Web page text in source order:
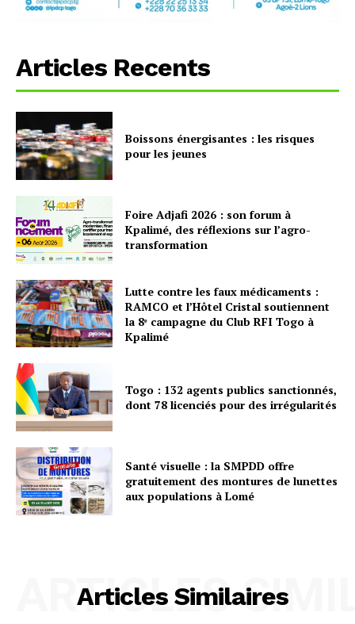
Articles Recents
Boissons énergisantes : les risques
pour les jeunes
Foire Adjafi 2026 : son forum à
Kpalimé, des réflexions sur l’agro-
transformation
Lutte contre les faux médicaments :
RAMCO et l’Hôtel Cristal soutiennent
la 8ᵉ campagne du Club RFI Togo à
Kpalimé
Togo : 132 agents publics sanctionnés,
dont 78 licenciés pour des irrégularités
Santé visuelle : la SMPDD offre
gratuitement des montures de lunettes
aux populations à Lomé
Articles Similaires
ARTICLES